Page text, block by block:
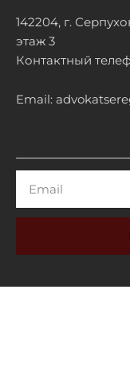
142204, г.
этаж 3
Контактный
Email: